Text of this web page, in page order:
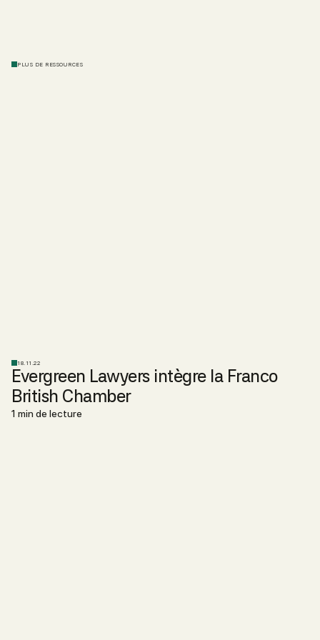
PLUS DE RESSOURCES
18.11.22
Evergreen Lawyers intègre la Franco
British Chamber
1 min de lecture